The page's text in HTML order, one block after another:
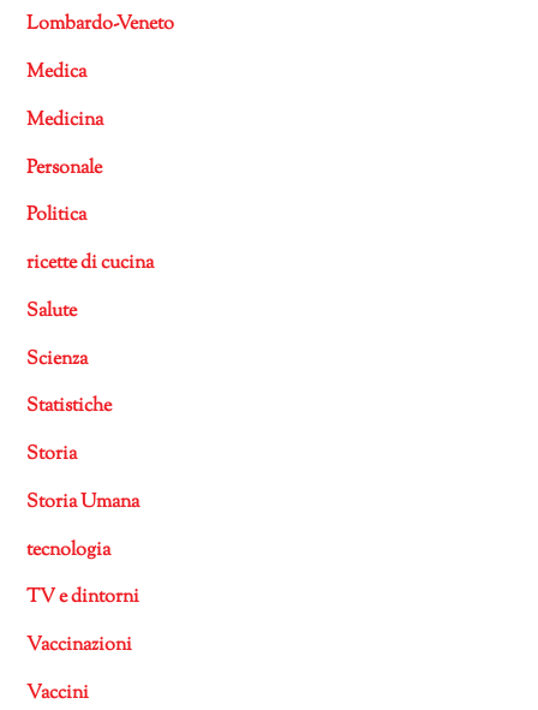
Lombardo-Veneto
Medica
Medicina
Personale
Politica
ricette di cucina
Salute
Scienza
Statistiche
Storia
Storia Umana
tecnologia
TV e dintorni
Vaccinazioni
Vaccini